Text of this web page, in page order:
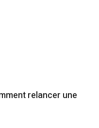
relancer une